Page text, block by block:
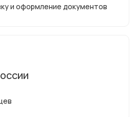
и оформление документов